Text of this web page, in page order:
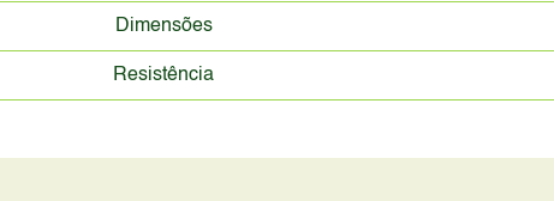
Dimensões
Resistência